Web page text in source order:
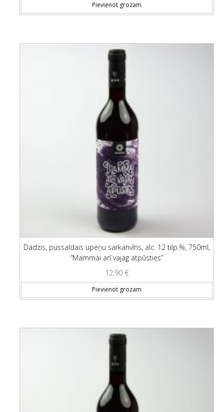
Pievienot grozam
Dadzis, pussaldais upeņu sarkanvīns, alc. 12 tilp.%, 750ml,
“Mammai arī vajag atpūsties”
12,90 €
Pievienot grozam